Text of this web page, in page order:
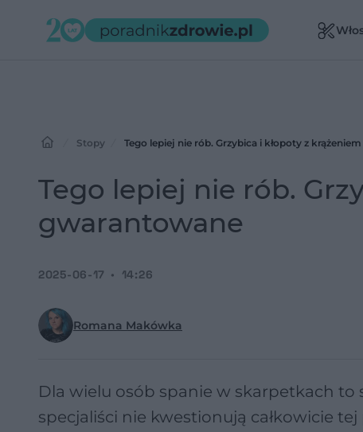
Stopy Tego lepiej nie rób. Grzybica i kłopoty z
Tego lepiej nie rób.
gwarantowane
Romana Makówka
2025-06-17 14:26
Dla wielu osób spanie w skarpetkach to
specjaliści nie kwestionują całkowicie